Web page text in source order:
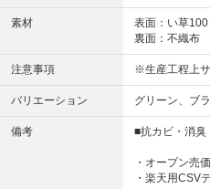
素材
表面：い草
裏面：不織布
注意事項 ※生産工程上サ
バリエーション グリーン、ブ
備考 ■抗カビ・消臭
・オープン売価
・楽天用CSV